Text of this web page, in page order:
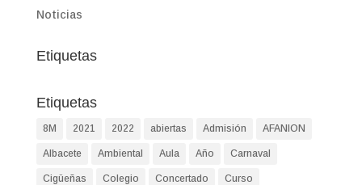
Noticias
Etiquetas
Etiquetas
8M 2021 2022 abiertas Admisión AFANION
Albacete Ambiental Aula Año Carnaval
Cigüeñas Colegio Concertado Curso